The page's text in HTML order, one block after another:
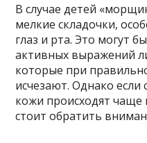
В случае детей
мелкие складочки,
глаз и рта. Это могут
активных выражений
которые при
исчезают. Однако если
кожи происходят чаще
стоит обратить